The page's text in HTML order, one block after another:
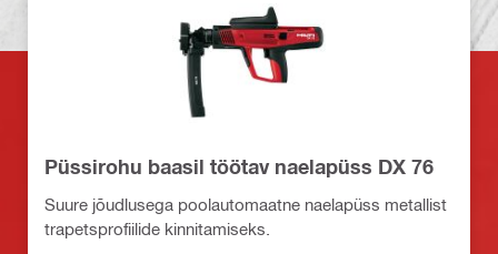
Püssirohu baasil töötav naelapüss DX 76
Suure jõudlusega poolautomaatne naelapüss metallist
trapetsprofiilide kinnitamiseks.